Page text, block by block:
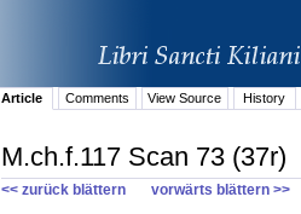
Article Comments View Source History
M.ch.f.117 Scan 73 (37r)
<< zurück blättern vorwärts blättern >>